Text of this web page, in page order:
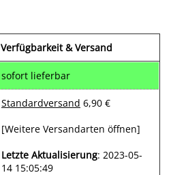
Verfügbarkeit & Versand
sofort lieferbar
Standardversand 6,90 €
[Weitere Versandarten öffnen]
Letzte Aktualisierung: 2023-05-
14 15:05:49